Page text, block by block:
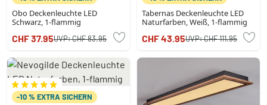
Obo Deckenleuchte LED
Schwarz, 1-flammig
CHF 37.95UVP:CHF 83.95
Tabernas Deckenleuchte LED
Naturfarben, Weiß, 1-flammig
CHF 43.95UVP:CHF 111.95
-10 % EXTRA SICHERN